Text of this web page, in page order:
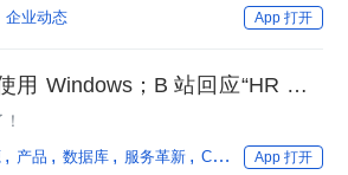
企业动态 App 打开
用 Windows；B 站回应“HR 称用
直聘实行变相末位淘汰；谷歌
产品 数据库 服务革新 Chrome Oracle
App 打开